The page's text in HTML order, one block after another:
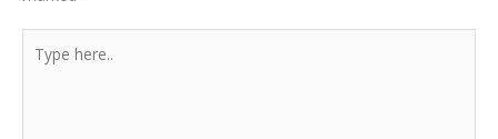
here..